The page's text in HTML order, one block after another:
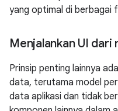
yang optimal di berbagai
Menjalankan UI dari
Prinsip penting lainnya
data, terutama model
data aplikasi dan tidak